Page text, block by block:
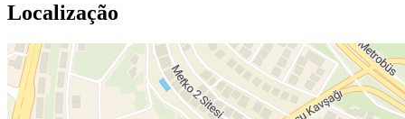
Localização